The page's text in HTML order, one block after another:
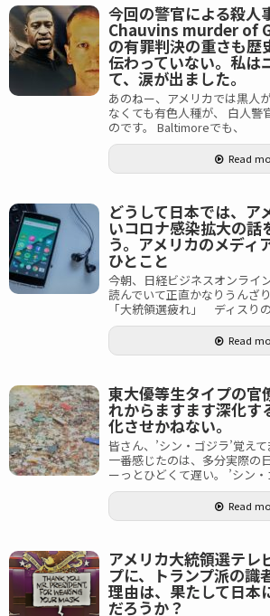
今回の警官による殺
Chauvins murder of
の有罪判決の重さも歴
伝わっていない。私は
て、涙が出ました。
あのねー、アメリカでは黒人
なくても有色人種が、 白人警
のです。 Baltimoreでも、
Read
どうして日本では、ア
いコロナ感染拡大の話
う。アメリカのメディ
ひとこと
今朝、日経ビジネスオンライ
読んでいて正直かなりうんざ
「大統領選疲れ」 ディスり
Read
東大優等生タイプの官
れからますます深化す
化させかねない。
皆さん、’シン・ゴジラ’覚え
一番感じたのは、多分実際の
ーっとひどくて遅い。 ’シン・
Read
アメリカ大統領選テレ
プに、トランプ派の識
理由は、果たして日本
だろうか？